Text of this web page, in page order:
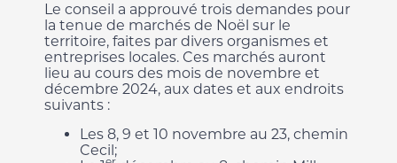
Le conseil a approuvé trois demandes pour
la tenue de marchés de Noël sur le
territoire, faites par divers organismes et
entreprises locales. Ces marchés auront
lieu au cours des mois de novembre et
décembre 2024, aux dates et aux endroits
suivants :
Les 8, 9 et 10 novembre au 23, chemin
Cecil;